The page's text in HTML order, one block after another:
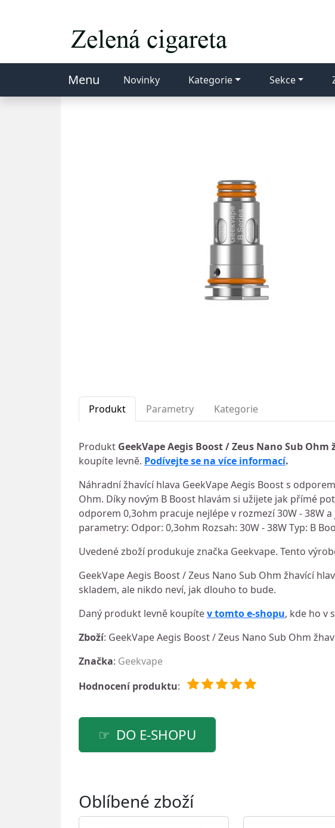
Menu Novinky Kategorie Sekce
Produkt Parametry Kategorie
Produkt GeekVape Aegis Boost / Zeus Nano Sub
koupíte levně. Podívejte se na více informací.
Náhradní žhavící hlava GeekVape Aegis Boost s
Ohm. Díky novým B Boost hlavám si užijete jak přímé
odporem 0,3ohm pracuje nejlépe v rozmezí 30W -
parametry: Odpor: 0,3ohm Rozsah: 30W - 38W Typ: B
Uvedené zboží produkuje značka Geekvape. Tento
GeekVape Aegis Boost / Zeus Nano Sub Ohm žhavící
skladem, ale nikdo neví, jak dlouho to bude.
Daný produkt levně koupítev tomto e-shopu, kde ho v
Zboží: GeekVape Aegis Boost / Zeus Nano Sub Ohm
Značka: Geekvape
Hodnocení produktu:
DO E-SHOPU
Oblíbené zboží